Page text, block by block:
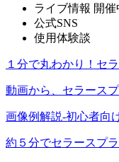
ライブ情報 開催
公式SNS
使用体験談
１分で丸わかり！セ
動画から、セラース
画像例解説-初心者向
約５分でセラースプ